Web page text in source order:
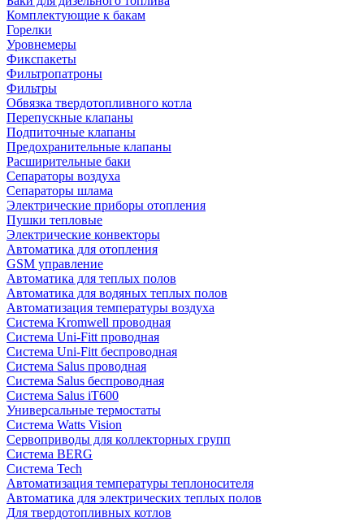
Комплектующие к бакам
Горелки
Уровнемеры
Фикспакеты
Фильтропатроны
Фильтры
Обвязка твердотопливного котла
Перепускные клапаны
Подпиточные клапаны
Предохранительные клапаны
Расширительные баки
Сепараторы воздуха
Сепараторы шлама
Электрические приборы отопления
Пушки тепловые
Электрические конвекторы
Автоматика для отопления
GSM управление
Автоматика для теплых полов
Автоматика для водяных теплых полов
Автоматизация температуры воздуха
Система Kromwell проводная
Система Uni-Fitt проводная
Система Uni-Fitt беспроводная
Система Salus проводная
Система Salus беспроводная
Система Salus iT600
Универсальные термостаты
Система Watts Vision
Сервоприводы для коллекторных групп
Система BERG
Система Tech
Автоматизация температуры теплоносителя
Автоматика для электрических теплых полов
Для твердотопливных котлов